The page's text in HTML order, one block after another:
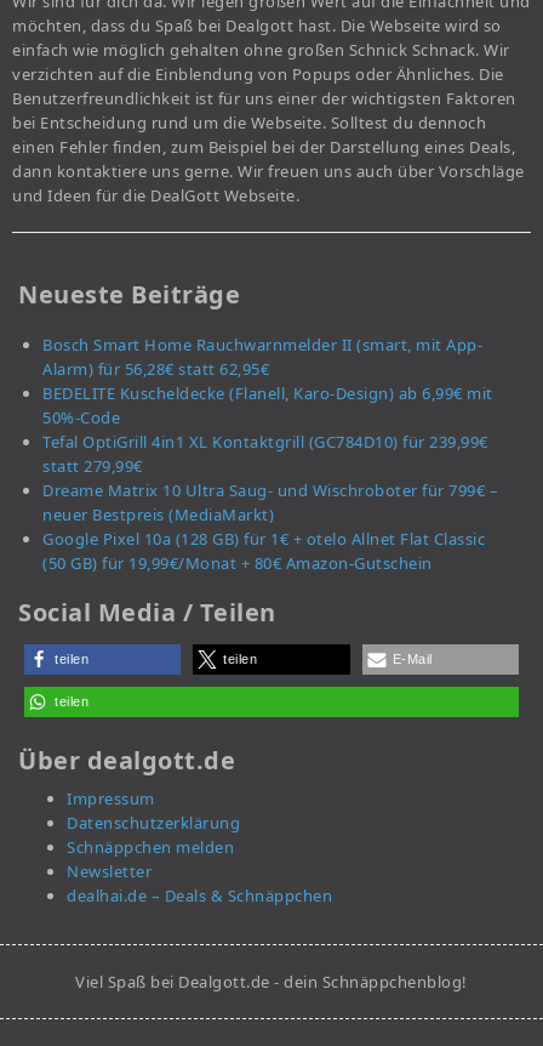
möchten, dass du Spaß bei Dealgott hast. Die Webseite wird so
einfach wie möglich gehalten ohne großen Schnick Schnack. Wir
verzichten auf die Einblendung von Popups oder Ähnliches. Die
Benutzerfreundlichkeit ist für uns einer der wichtigsten Faktoren
bei Entscheidung rund um die Webseite. Solltest du dennoch
einen Fehler finden, zum Beispiel bei der Darstellung eines Deals,
dann kontaktiere uns gerne. Wir freuen uns auch über Vorschläge
und Ideen für die DealGott Webseite.
Neueste Beiträge
Bosch Smart Home Rauchwarnmelder II (smart, mit App-
Alarm) für 56,28€ statt 62,95€
BEDELITE Kuscheldecke (Flanell, Karo-Design) ab 6,99€ mit
50%-Code
Tefal OptiGrill 4in1 XL Kontaktgrill (GC784D10) für 239,99€
statt 279,99€
Dreame Matrix 10 Ultra Saug- und Wischroboter für 799€ –
neuer Bestpreis (MediaMarkt)
Google Pixel 10a (128 GB) für 1€ + otelo Allnet Flat Classic
(50 GB) für 19,99€/Monat + 80€ Amazon-Gutschein
Social Media / Teilen
teilen teilen E-Mail
teilen
Über dealgott.de
Impressum
Datenschutzerklärung
Schnäppchen melden
Newsletter
dealhai.de – Deals & Schnäppchen
Viel Spaß bei Dealgott.de - dein Schnäppchenblog!